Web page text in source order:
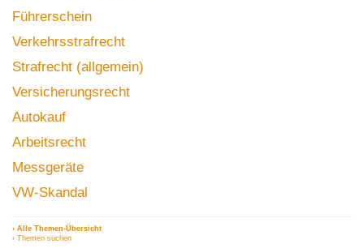
Führerschein
Verkehrsstrafrecht
Strafrecht (allgemein)
Versicherungsrecht
Autokauf
Arbeitsrecht
Messgeräte
VW-Skandal
› Alle Themen-Übersicht
› Themen suchen